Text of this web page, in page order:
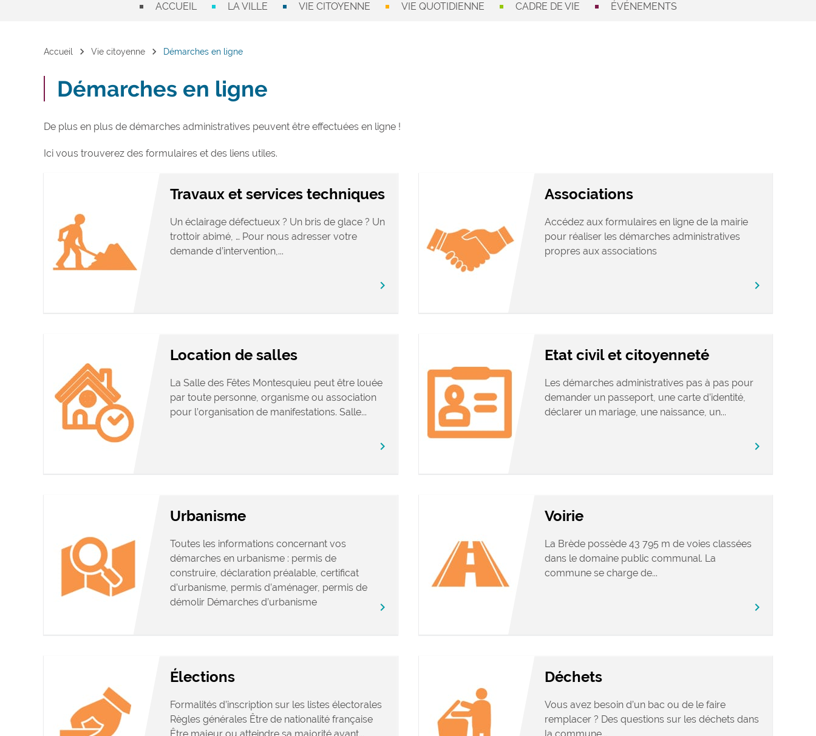
ACCUEIL LA VILLE VIE CITOYENNE VIE QUOTIDIENNE CADRE DE VIE ÉVÉNEMENTS
Accueil chevron_right Vie citoyenne chevron_right Démarches en ligne
Démarches en ligne
De plus en plus de démarches administratives peuvent être effectuées en ligne !
Ici vous trouverez des formulaires et des liens utiles.
Travaux et services techniques
Un éclairage défectueux ? Un bris de glace ? Un
trottoir abimé, … Pour nous adresser votre
demande d’intervention,...
chevron_right
Associations
Accédez aux formulaires en ligne de la mairie
pour réaliser les démarches administratives
propres aux associations
chevron_right
Location de salles
La Salle des Fêtes Montesquieu peut être louée
par toute personne, organisme ou association
pour l’organisation de manifestations. Salle...
chevron_right
Etat civil et citoyenneté
Les démarches administratives pas à pas pour
demander un passeport, une carte d’identité,
déclarer un mariage, une naissance, un...
chevron_right
Urbanisme
Toutes les informations concernant vos
démarches en urbanisme : permis de
construire, déclaration préalable, certificat
d’urbanisme, permis d’aménager, permis de
démolir Démarches d’urbanisme
chevron_right
Voirie
La Brède possède 43 795 m de voies classées
dans le domaine public communal. La
commune se charge de...
chevron_right
Élections
Formalités d’inscription sur les listes électorales
Règles générales Être de nationalité française
Déchets
Vous avez besoin d’un bac ou de le faire
remplacer ? Des questions sur les déchets dans